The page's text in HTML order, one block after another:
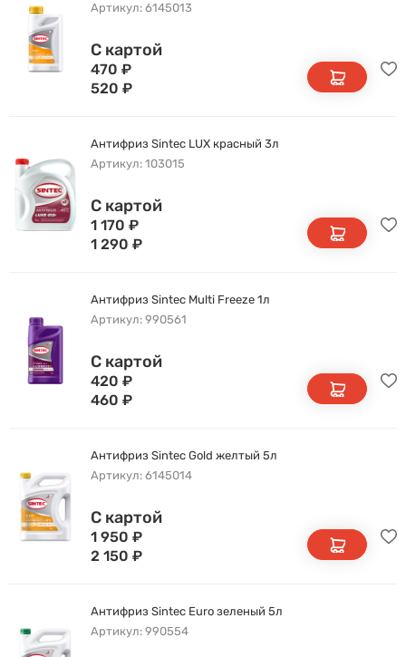
Артикул: 6145013
С картой
470 ₽
520 ₽
Антифриз Sintec LUX красный 3л
Артикул: 103015
С картой
1 170 ₽
1 290 ₽
Антифриз Sintec Multi Freeze 1л
Артикул: 990561
С картой
420 ₽
460 ₽
Антифриз Sintec Gold желтый 5л
Артикул: 6145014
С картой
1 950 ₽
2 150 ₽
Антифриз Sintec Euro зеленый 5л
Артикул: 990554